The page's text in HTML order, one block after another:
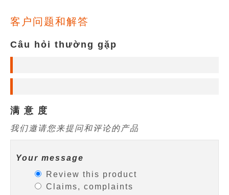
客户问题和解答
Câu hỏi thường gặp
满 意 度
我们邀请您来提问和评论的产品
Your message
Review this product
Claims, complaints